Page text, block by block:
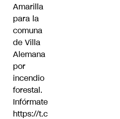
Amarilla
para la
comuna
de Villa
Alemana
por
incendio
forestal.
Infórmate
https://t.c